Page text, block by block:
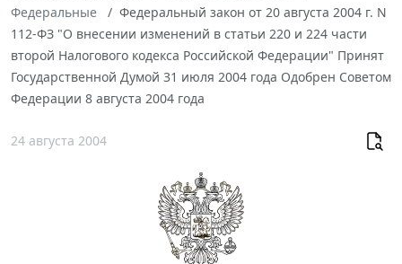
Федеральные
Федеральный закон от 20 августа 2004 г. N
112-ФЗ "О внесении изменений в статьи 220 и 224 части
второй Налогового кодекса Российской Федерации" Принят
Государственной Думой 31 июля 2004 года Одобрен Советом
Федерации 8 августа 2004 года
24 августа 2004